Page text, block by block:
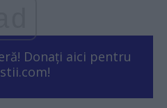
Donați aici pentru